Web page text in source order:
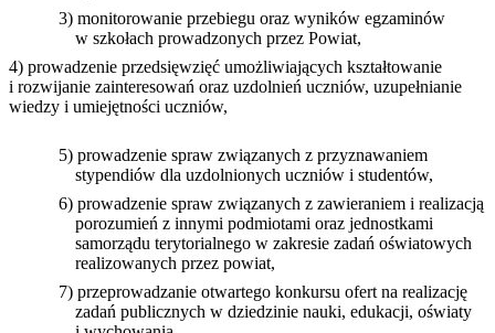
3) monitorowanie przebiegu oraz wyników egzaminów
w szkołach prowadzonych przez Powiat,
4) prowadzenie przedsięwzięć umożliwiających kształtowanie
i rozwijanie zainteresowań oraz uzdolnień uczniów, uzupełnianie
wiedzy i umiejętności uczniów,
5) prowadzenie spraw związanych z przyznawaniem
stypendiów dla uzdolnionych uczniów i studentów,
6) prowadzenie spraw związanych z zawieraniem i realizacją
porozumień z innymi podmiotami oraz jednostkami
samorządu terytorialnego w zakresie zadań oświatowych
realizowanych przez powiat,
7) przeprowadzanie otwartego konkursu ofert na realizację
zadań publicznych w dziedzinie nauki, edukacji, oświaty